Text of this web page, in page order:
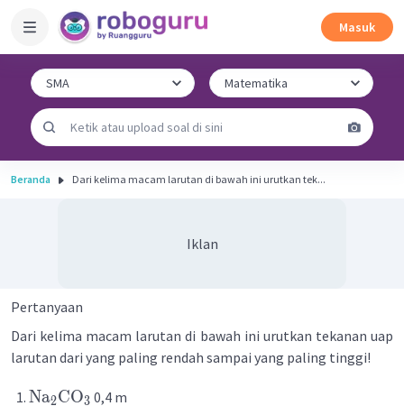
Masuk
Beranda Dari kelima macam larutan di bawah ini urutkan tek...
Iklan
Pertanyaan
Dari kelima macam larutan di bawah ini urutkan tekanan uap
larutan dari yang paling rendah sampai yang paling tinggi!
Na2CO3 0,4 m